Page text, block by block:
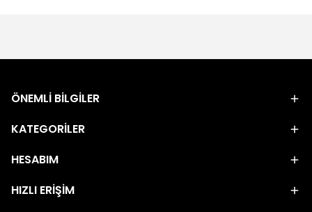
ÖNEMLİ BİLGİLER
KATEGORİLER
HESABIM
HIZLI ERİŞİM